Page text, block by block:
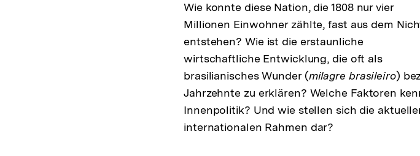
Wie konnte diese Nation, die 1808 nur vier
Millionen Einwohner zählte, fast aus dem
entstehen? Wie ist die erstaunliche
wirtschaftliche Entwicklung, die oft als
brasilianisches Wunder (milagre brasileiro)
Jahrzehnte zu erklären? Welche Faktoren
Innenpolitik? Und wie stellen sich die
internationalen Rahmen dar?